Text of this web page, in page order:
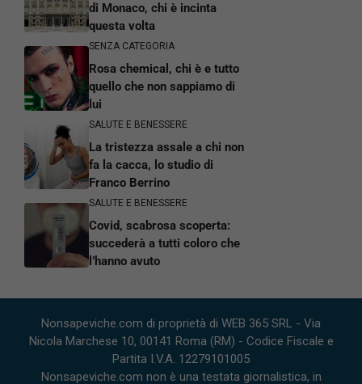
di Monaco, chi è incinta
questa volta
SENZA CATEGORIA
Rosa chemical, chi è e tutto
quello che non sappiamo di
lui
SALUTE E BENESSERE
La tristezza assale a chi non
fa la cacca, lo studio di
Franco Berrino
SALUTE E BENESSERE
Covid, scabrosa scoperta:
succederà a tutti coloro che
l’hanno avuto
Nonsapeviche.com di proprietà di WEB 365 SRL - Via
Nicola Marchese 10, 00141 Roma (RM) - Codice Fiscale e
Partita I.V.A. 12279101005
Nonsapeviche.com non è una testata giornalistica, in